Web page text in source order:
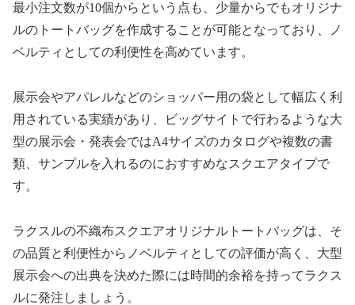
最小注文数が10個からという点も、少量からでもオリジナ
ルのトートバッグを作成することが可能となっており、ノ
ベルティとしての利便性を高めています。
展示会やアパレルなどのショッパー用の袋として幅広く利
用されている実績があり、ビッグサイトで行わるような大
型の展示会・発表会ではA4サイズのカタログや複数の書
類、サンプルを入れるのにおすすめなスクエアタイプで
す。
ラクスルの不織布スクエアオリジナルトートバッグは、そ
の品質と利便性からノベルティとしての評価が高く、大型
展示会への出典を決めた際には時間的余裕を持ってラクス
ルに発注しましょう。